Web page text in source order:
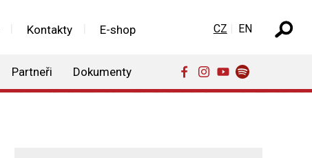
Kontakty E-shop
Partneři Dokumenty
Zvolte jazyk
CZ EN